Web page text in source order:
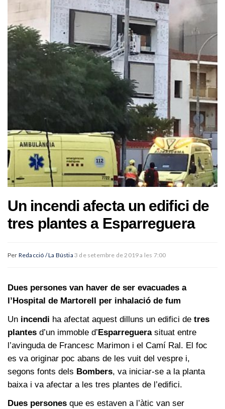
Un incendi afecta un edifici de
tres plantes a Esparreguera
Per Redacció / La Bústia 3 de setembre de 2019 a les 7:00
Dues persones van haver de ser evacuades a
l’Hospital de Martorell per inhalació de fum
Un incendi ha afectat aquest dilluns un edifici de tres
plantes d’un immoble d’ Esparreguerasituat entre
l’avinguda de Francesc Marimon i el Camí Ral. El foc
es va originar poc abans de les vuit del vespre i,
segons fonts dels Bombers, va iniciar-se a la planta
baixa i va afectar a les tres plantes de l’edifici.
Dues persones que es estaven a l’àtic van ser